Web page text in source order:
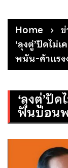
Home
‘ลุงตู่’ปัดไม่
พนัน-ค้าแรง
‘ลุงตู่’ปั
ฟันบ่อน